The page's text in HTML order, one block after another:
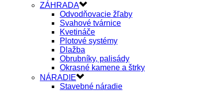
ZÁHRADA
Odvodňovacie žľaby
Svahové tvárnice
Kvetináče
Plotové systémy
Dlažba
Obrubníky, palisády
Okrasné kamene a štrky
NÁRADIE
Stavebné náradie